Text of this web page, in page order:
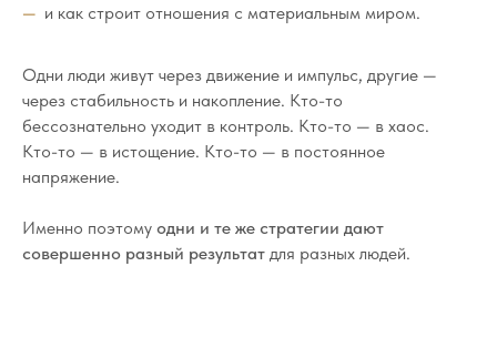
и как строит отношения с материальным миром.
Одни люди живут через движение и импульс, другие —
через стабильность и накопление. Кто-то
бессознательно уходит в контроль. Кто-то — в хаос.
Кто-то — в истощение. Кто-то — в постоянное
напряжение.
Именно поэтому одни и те же стратегии дают
совершенно разный результат для разных людей.